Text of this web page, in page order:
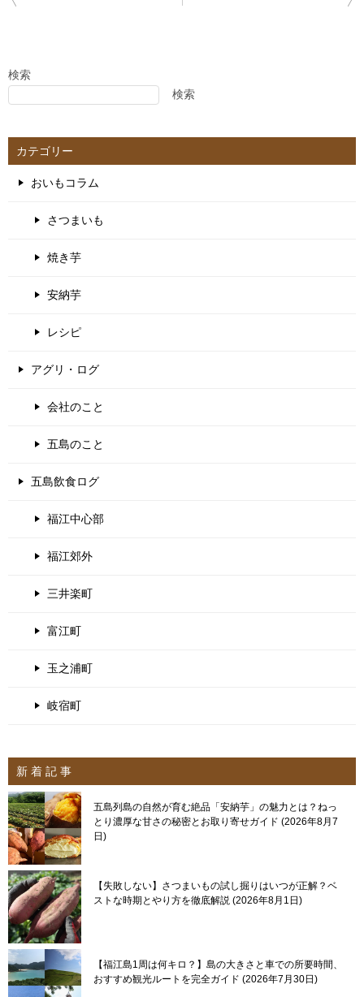
稿
ゲ
ョ
ン
検索
検索
カテゴリー
おいもコラム
さつまいも
焼き芋
安納芋
レシピ
アグリ・ログ
会社のこと
五島のこと
五島飲食ログ
福江中心部
福江郊外
三井楽町
富江町
玉之浦町
岐宿町
新 着 記 事
五島列島の自然が育む絶品「安納芋」の魅力とは？ねっ
とり濃厚な甘さの秘密とお取り寄せガイド 2026年8月7
日
【失敗しない】さつまいもの試し掘りはいつが正解？ベ
ストな時期とやり方を徹底解説 2026年8月1日
【福江島1周は何キロ？】島の大きさと車での所要時間、
おすすめ観光ルートを完全ガイド 2026年7月30日